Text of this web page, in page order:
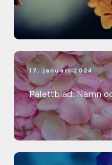
17. januari 2024
Palettblad: Namn